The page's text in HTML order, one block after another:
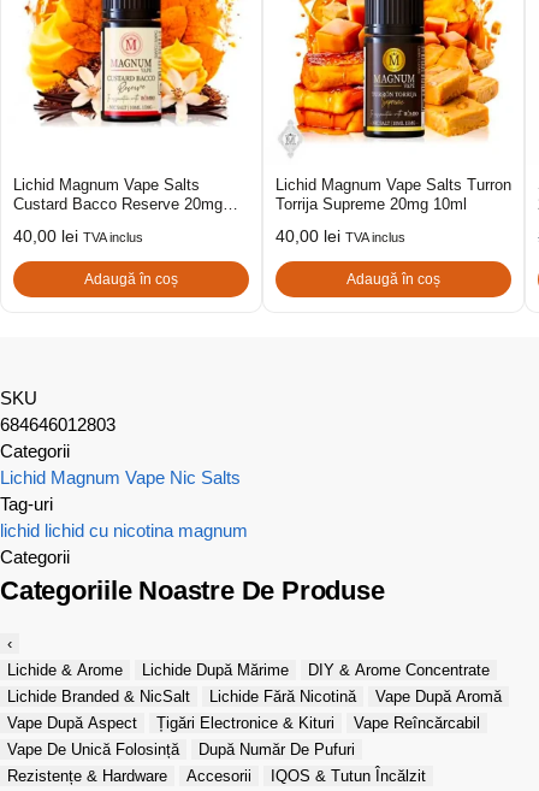
Lichid Magnum Vape Salts
Custard Bacco Reserve 20mg
40,00 lei TVA inclus
Adaugă în coș
Lichid Magnum Vape Salts Turron
Torrija Supreme 20mg 10ml
40,00 lei TVA inclus
Adaugă în coș
SKU
684646012803
Categorii
Lichid Magnum Vape Nic Salts
Tag-uri
lichid lichid cu nicotina magnum
Categorii
Categoriile Noastre De Produse
‹
Lichide & Arome
Lichide După Mărime
DIY & Arome Concentrate
Lichide Branded & NicSalt
Lichide Fără Nicotină
Vape După Aromă
Vape După Aspect
Țigări Electronice & Kituri
Vape Reîncărcabil
Vape De Unică Folosință
După Număr De Pufuri
Rezistențe & Hardware
Accesorii
IQOS & Tutun Încălzit